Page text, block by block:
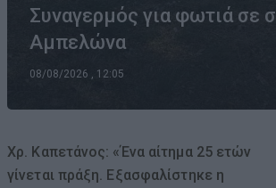
Συναγερμός για φωτιά σε
Αμπελώνα
08/08/2026 , 12:05
Χρ. Καπετάνος: «Ένα αίτημα 25 ετών
γίνεται πράξη. Εξασφαλίστηκε η